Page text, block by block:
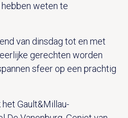
weten te
van dinsdag tot en met
gerechten worden
sfeer op een prachtig
Gault&Millau-